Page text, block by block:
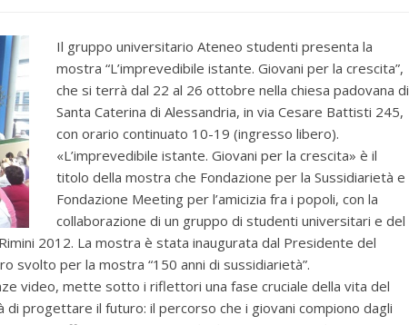
Il gruppo universitario Ateneo studenti presenta la
mostra “L’imprevedibile istante. Giovani per la crescita”,
che si terrà dal 22 al 26 ottobre nella chiesa padovana di
Santa Caterina di Alessandria, in via Cesare Battisti 245,
con orario continuato 10-19 (ingresso libero).
«L’imprevedibile istante. Giovani per la crescita» è il
titolo della mostra che Fondazione per la Sussidiarietà e
Fondazione Meeting per l’amicizia fra i popoli, con la
collaborazione di un gruppo di studenti universitari e del
2012. La mostra è stata inaugurata dal Presidente del
svolto per la mostra “150 anni di sussidiarietà”.
video, mette sotto i riflettori una fase cruciale della vita del
di progettare il futuro: il percorso che i giovani compiono dagli